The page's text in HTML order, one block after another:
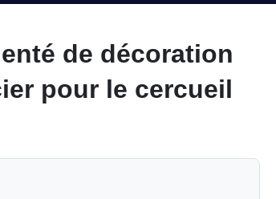
de décoration
pour le cercueil